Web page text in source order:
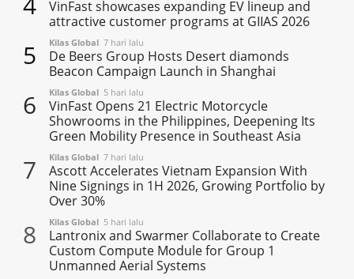
VinFast showcases expanding EV lineup and
attractive customer programs at GIIAS 2026
5 Kilas Global 7 hari lalu
De Beers Group Hosts Desert diamonds
Beacon Campaign Launch in Shanghai
6 Kilas Global 5 hari lalu
VinFast Opens 21 Electric Motorcycle
Showrooms in the Philippines, Deepening Its
Green Mobility Presence in Southeast Asia
7 Kilas Global 7 hari lalu
Ascott Accelerates Vietnam Expansion With
Nine Signings in 1H 2026, Growing Portfolio by
Over 30%
8 Kilas Global 5 hari lalu
Lantronix and Swarmer Collaborate to Create
Custom Compute Module for Group 1
Unmanned Aerial Systems